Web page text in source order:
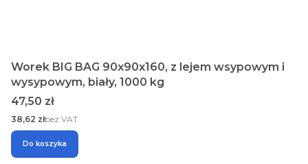
Worek BIG BAG 90x90x160, z lejem wsypowym i
wysypowym, biały, 1000 kg
Cena
47,50 zł
Cena
38,62 złbez VAT
Do koszyka